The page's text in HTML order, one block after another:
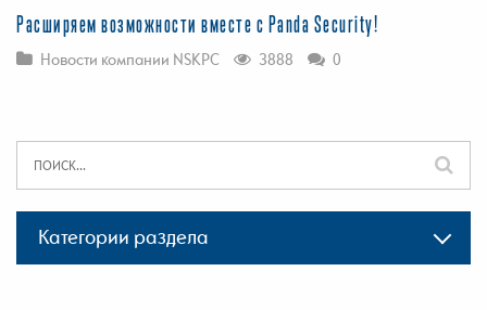
Расширяем возможности вместе с Panda Security!
Новости компании NSKPC
3888 0
Категории раздела